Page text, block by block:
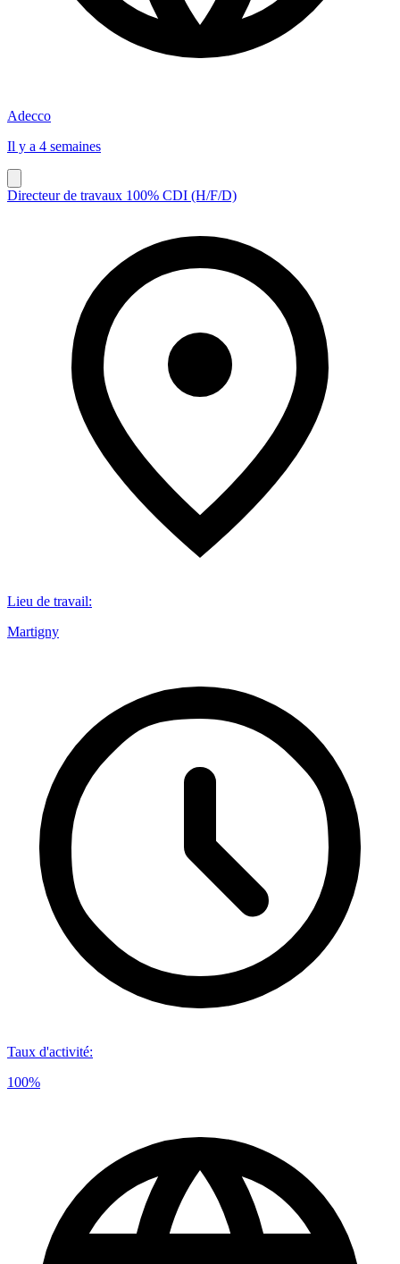
Adecco
Il y a 4 semaines
Directeur de travaux 100% CDI (H/F/D)
Lieu de travail:
Martigny
Taux d'activité:
100%